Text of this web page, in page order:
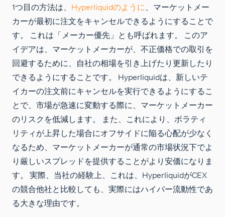
1つ目の方法は、 Hyperliquidのように、マーケットメー
カーが最初に注文をキャンセルできるようにすることで
す。 これは「メーカー優先」とも呼ばれます。 このア
イデアは、マーケットメーカーが、不正価格での取引を
回避するために、自社の相場を引き上げたり更新したり
できるようにすることです。 Hyperliquidは、新しいテ
イカーの注文前にキャンセルを実行できるようにするこ
とで、市場が急速に変動する際に、マーケットメーカー
のリスクを低減します。 また、これにより、ボラティ
リティが上昇した場合にオフサイドに陥る心配が少なく
なるため、マーケットメーカーが通常の市場状況下でよ
り厳しいスプレッドを提供することがより安価になりま
す。 実際、当社の経験上、これは、HyperliquidがCEX
の競合他社と比較しても、実際にはハイパー流動性であ
る大きな理由です。